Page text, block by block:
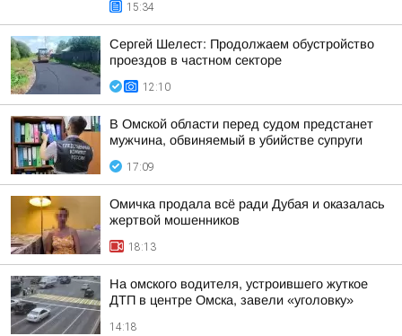
15:34
Сергей Шелест: Продолжаем обустройство
проездов в частном секторе
12:10
В Омской области перед судом предстанет
мужчина, обвиняемый в убийстве супруги
17:09
Омичка продала всё ради Дубая и оказалась
жертвой мошенников
18:13
На омского водителя, устроившего жуткое
ДТП в центре Омска, завели «уголовку»
14:18